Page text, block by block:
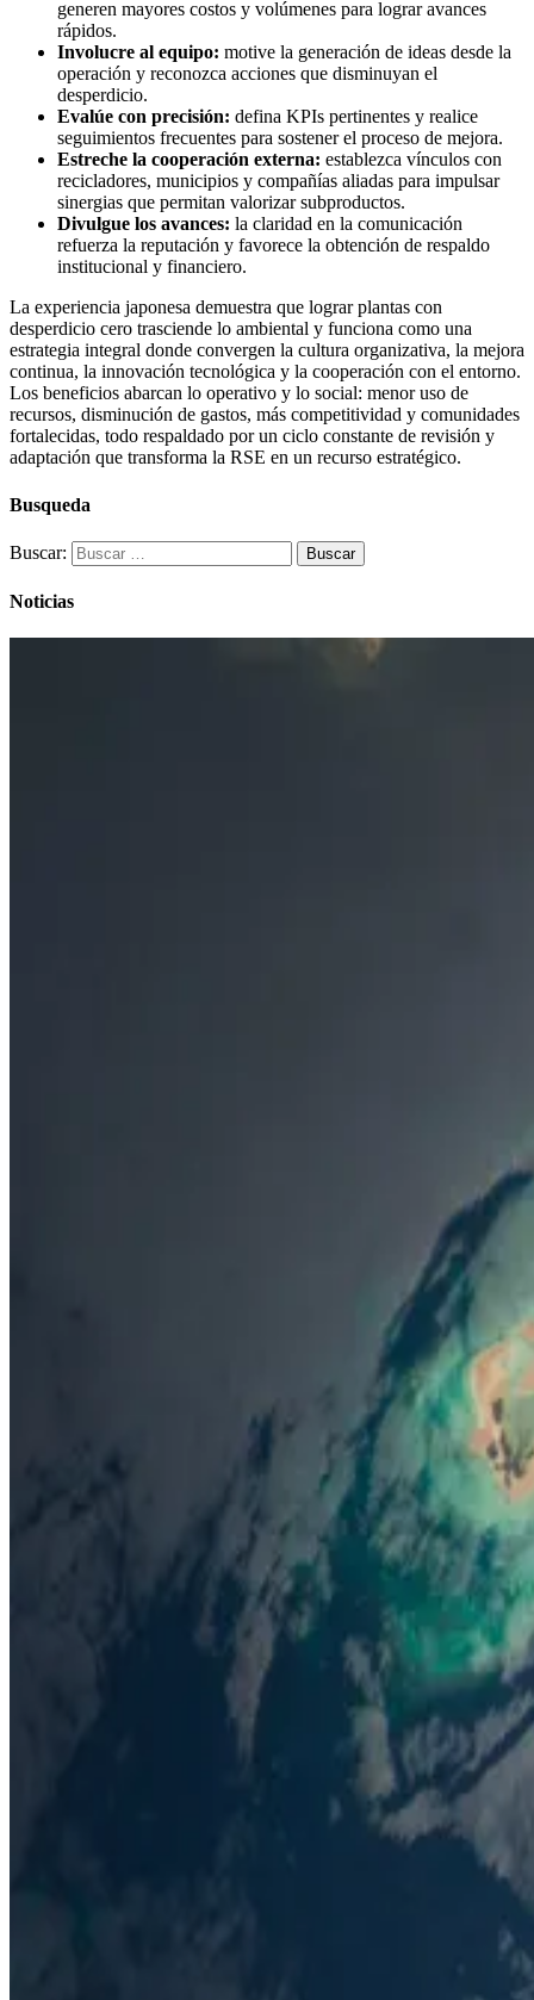
generen mayores costos y volúmenes para lograr avances
rápidos.
Involucre al equipo: motive la generación de ideas desde la
operación y reconozca acciones que disminuyan el
desperdicio.
Evalúe con precisión: defina KPIs pertinentes y realice
seguimientos frecuentes para sostener el proceso de mejora.
Estreche la cooperación externa: establezca vínculos con
recicladores, municipios y compañías aliadas para impulsar
sinergias que permitan valorizar subproductos.
Divulgue los avances: la claridad en la comunicación
refuerza la reputación y favorece la obtención de respaldo
institucional y financiero.
La experiencia japonesa demuestra que lograr plantas con
desperdicio cero trasciende lo ambiental y funciona como una
estrategia integral donde convergen la cultura organizativa, la mejora
continua, la innovación tecnológica y la cooperación con el entorno.
Los beneficios abarcan lo operativo y lo social: menor uso de
recursos, disminución de gastos, más competitividad y comunidades
fortalecidas, todo respaldado por un ciclo constante de revisión y
adaptación que transforma la RSE en un recurso estratégico.
Busqueda
Buscar:
Noticias